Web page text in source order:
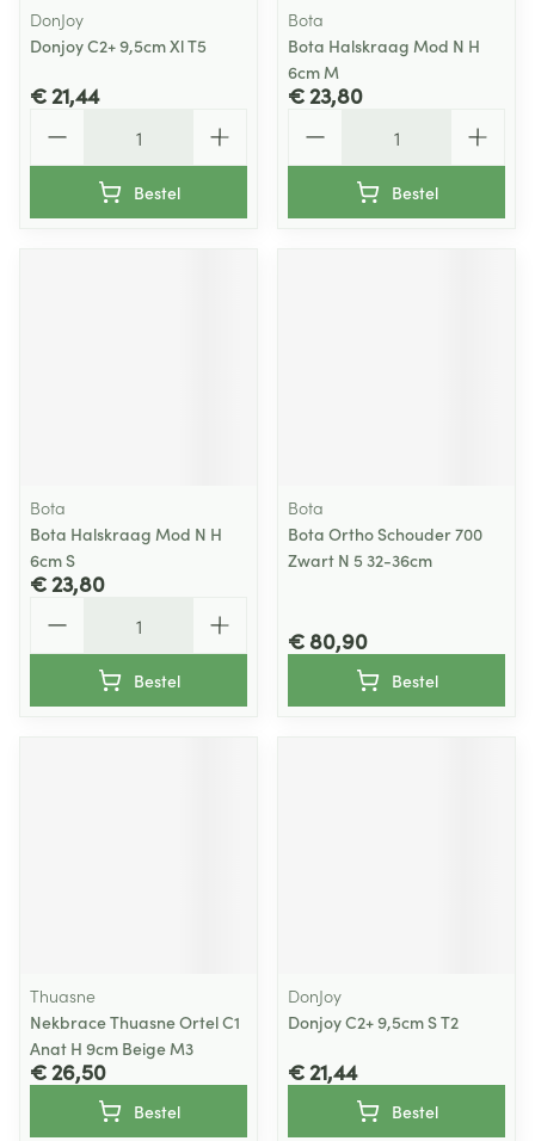
DonJoy
Donjoy C2+ 9,5cm Xl T5
€ 21,44
Bestel
Bota
Bota Halskraag Mod N H
6cm M
€ 23,80
Bestel
Bota
Bota Halskraag Mod N H
6cm S
€ 23,80
Bestel
Bota
Bota Ortho Schouder 700
Zwart N 5 32-36cm
€ 80,90
Bestel
Thuasne
Nekbrace Thuasne Ortel C1
Anat H 9cm Beige M3
€ 26,50
Bestel
DonJoy
Donjoy C2+ 9,5cm S T2
€ 21,44
Bestel